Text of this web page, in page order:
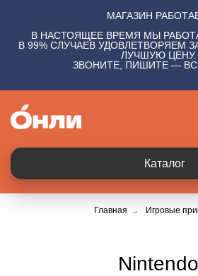
МАГАЗИН
В НАСТОЯЩЕЕ ВРЕМЯ МЫ
В 99% СЛУЧАЕВ УДОВЛЕТВОРЯЕМ
ЛУЧШУЮ ЦЕНУ.
ЗВОНИТЕ, ПИШИТЕ —
Каталог
Главная → Игровые
Nintendo